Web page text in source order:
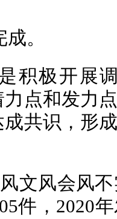
。
积极开展
点和发力
共识，形
文风会风
件，2020